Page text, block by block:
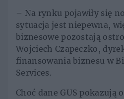
– Na rynku pojawiły się
sytuacja jest niepewna,
biznesowe pozostają
Wojciech Czapeczko,
finansowania biznesu w
Services.
Choć dane GUS pokazują